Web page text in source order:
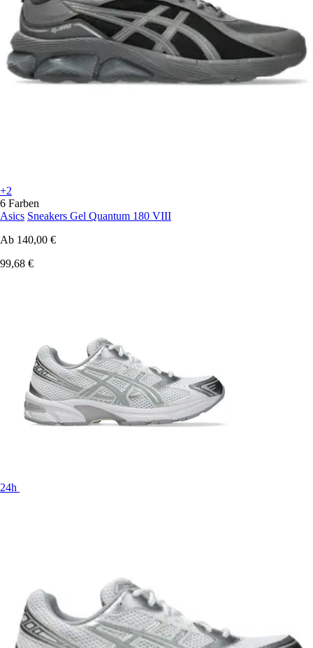
+2
6 Farben
Asics Sneakers Gel Quantum 180 VIII
Ab 140,00 €
99,68 €
24h